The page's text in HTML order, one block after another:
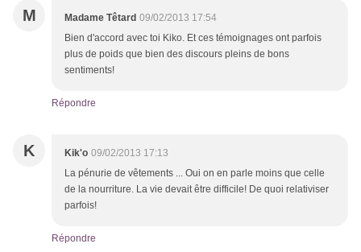
M Madame Têtard 09/02/2013 17:54
Bien d'accord avec toi Kiko. Et ces témoignages ont parfois
plus de poids que bien des discours pleins de bons
sentiments!
Répondre
K Kik'o 09/02/2013 17:13
La pénurie de vêtements ... Oui on en parle moins que celle
de la nourriture. La vie devait être difficile! De quoi relativiser
parfois!
Répondre